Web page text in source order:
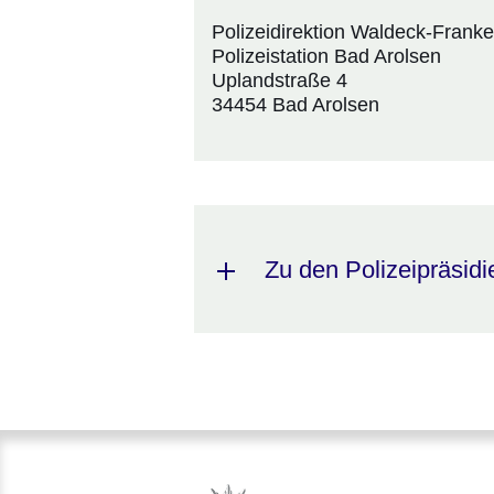
Polizeidirektion Waldeck-
Polizeistation Bad Arolsen
Uplandstraße 4
34454 Bad Arolsen
Zu den